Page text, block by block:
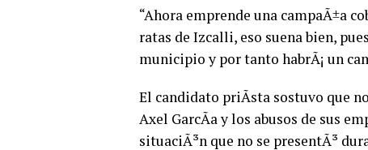
“Ahora emprende una campaÃ±a
ratas de Izcalli, eso suena bien,
municipio y por tanto habrÃ¡ un
El candidato priÃ­sta sostuvo que
Axel GarcÃ­a y los abusos de sus
situaciÃ³n que no se presentÃ³